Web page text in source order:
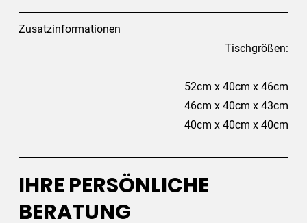
Zusatzinformationen
Tischgrößen:
52cm x 40cm x 46cm
46cm x 40cm x 43cm
40cm x 40cm x 40cm
IHRE PERSÖNLICHE
BERATUNG